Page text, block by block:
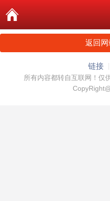
返回
链接
所有内容都转自互联网！仅